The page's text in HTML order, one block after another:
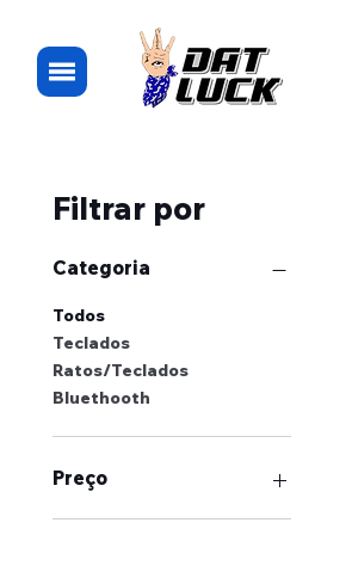
Filtrar por
Categoria
Todos
Teclados
Ratos/Teclados
Bluethooth
Preço